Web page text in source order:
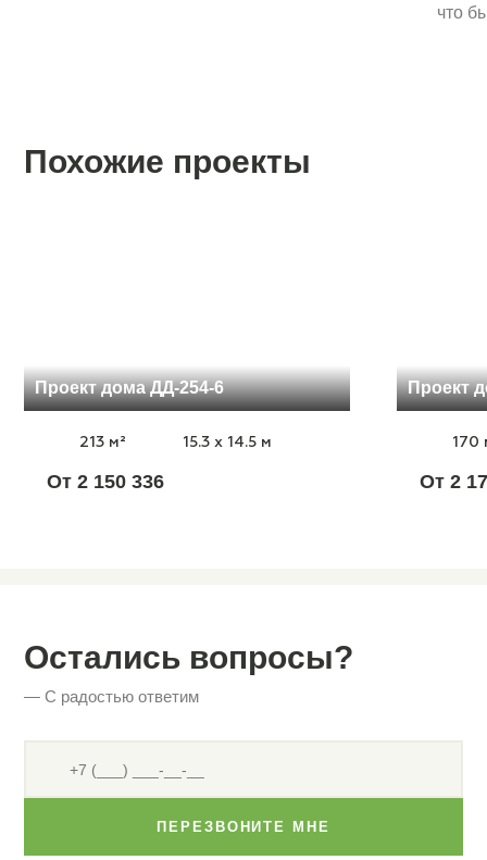
что
Похожие проекты
Проект дома ДД-254-6
213 м² 15.3 x 14.5 м
От 2 150 336
Проект
170
От 2
Остались вопросы?
— С радостью ответим
ПЕРЕЗВОНИТЕ МНЕ